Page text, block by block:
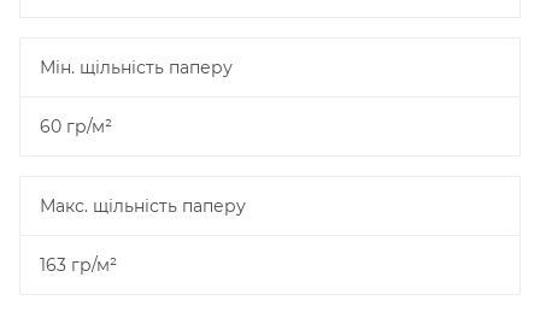
Мін. щільність паперу
60 гр/м²
Макс. щільність паперу
163 гр/м²